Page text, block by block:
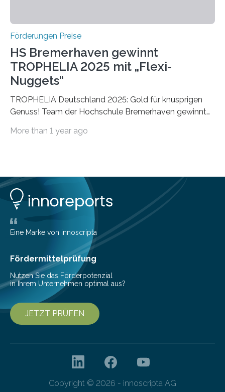
Förderungen Preise
HS Bremerhaven gewinnt
TROPHELIA 2025 mit „Flexi-
Nuggets“
TROPHELIA Deutschland 2025: Gold für knusprigen
Genuss! Team der Hochschule Bremerhaven gewinnt
ECOTROPHELIAMit der Produktidee “Flexi-Nuggets”
Studierende der Lebensmittelwissenschaften und
wurde zum 16. Mal durch den Forschungskreis der
Ernährungsindustrie e. V. (FEI) ausgerichtet. “Flexi-
Nuggets” stehen für innovative Lebensmittel, die
Nachhaltigkeit und Genuss vereinen. Sie wurden von
den Studierenden der Lebensmitteltechnologie
Franziska Diebel, Pauline Hoffmann und Yusuf Toprak
entwickelt. Mit nur…
More than 1 year ago
Eine Marke von innoscripta
Fördermittelprüfung
Nutzen Sie das Förderpotenzial
in Ihrem Unternehmen optimal aus?
JETZT PRÜFEN
Copyright © 2026 - innoscripta AG